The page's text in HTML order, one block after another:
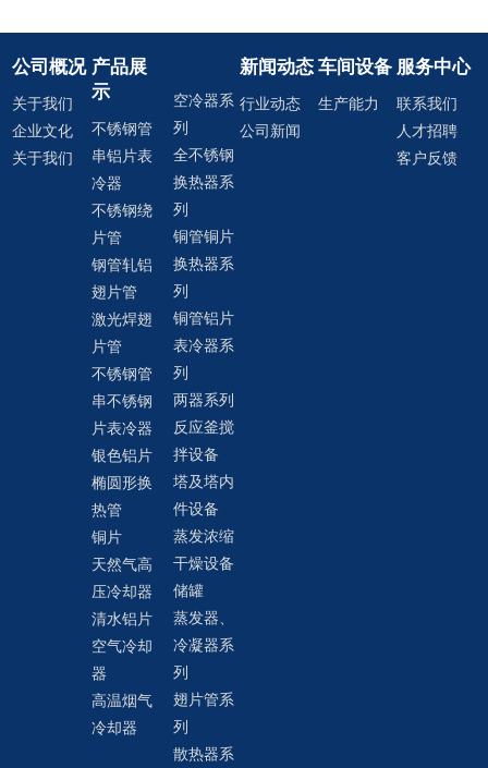
公司概况
关于我们
企业文化
关于我们
产品展
示
不锈钢管
串铝片表
冷器
不锈钢绕
片管
钢管轧铝
翅片管
激光焊翅
片管
不锈钢管
串不锈钢
片表冷器
银色铝片
椭圆形换
热管
铜片
天然气高
压冷却器
清水铝片
空气冷却
器
高温烟气
冷却器
空冷器系
列
全不锈钢
换热器系
列
铜管铜片
换热器系
列
铜管铝片
表冷器系
列
两器系列
反应釜搅
拌设备
塔及塔内
件设备
蒸发浓缩
干燥设备
储罐
蒸发器、
冷凝器系
列
翅片管系
列
散热器系
新闻动态
行业动态
公司新闻
车间设备
生产能力
服务中心
联系我们
人才招聘
客户反馈